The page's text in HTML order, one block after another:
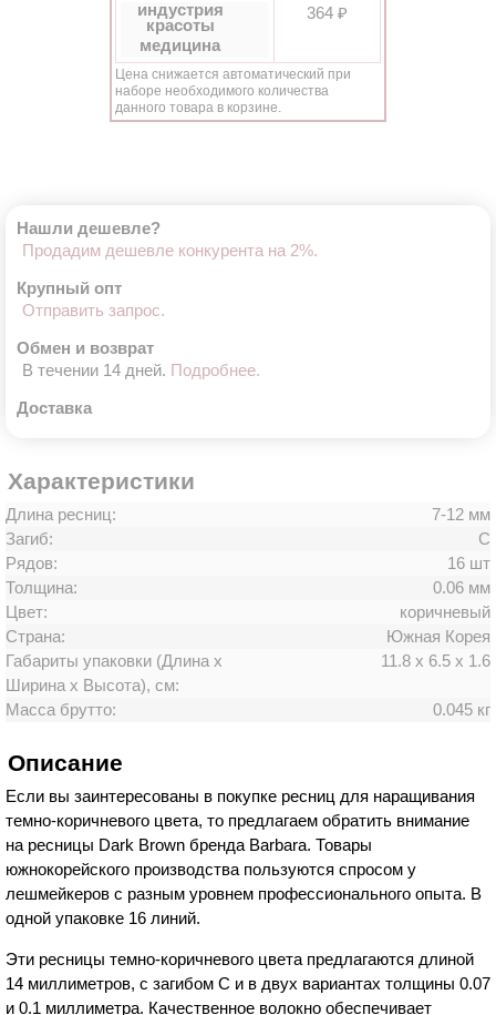
индустрия
красоты
медицина
364 ₽
Цена снижается автоматический при
наборе необходимого количества
данного товара в корзине.
Нашли дешевле?
Продадим дешевле конкурента на 2%.
Крупный опт
Отправить запрос.
Обмен и возврат
В течении 14 дней. Подробнее.
Доставка
Характеристики
Длина ресниц:
7-12 мм
Загиб:
C
Рядов:
16 шт
Толщина:
0.06 мм
Цвет:
коричневый
Страна:
Южная Корея
Габариты упаковки (Длина х
Ширина х Высота), см:
11.8 х 6.5 х 1.6
Масса брутто: 0.045 кг
Описание
Если вы заинтересованы в покупке ресниц для наращивания
темно-коричневого цвета, то предлагаем обратить внимание
на ресницы Dark Brown бренда Barbara. Товары
южнокорейского производства пользуются спросом у
лешмейкеров с разным уровнем профессионального опыта. В
одной упаковке 16 линий.
Эти ресницы темно-коричневого цвета предлагаются длиной
14 миллиметров, с загибом C и в двух вариантах толщины 0.07
и 0.1 миллиметра. Качественное волокно обеспечивает